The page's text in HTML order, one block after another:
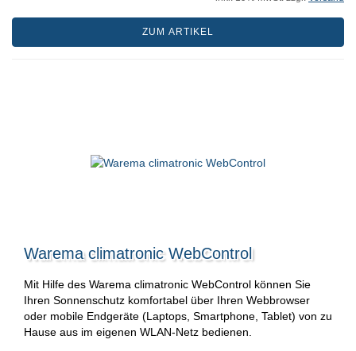
ZUM ARTIKEL
Warema climatronic WebControl
Mit Hilfe des Warema climatronic WebControl können Sie
Ihren Sonnenschutz komfortabel über Ihren Webbrowser
oder mobile Endgeräte (Laptops, Smartphone, Tablet) von zu
Hause aus im eigenen WLAN-Netz bedienen.